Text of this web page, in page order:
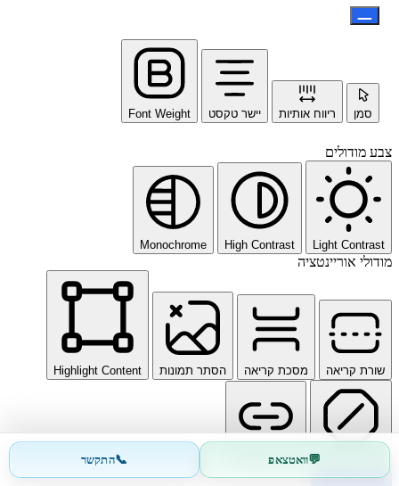
💬וואטצאפ 📞התקשר
סמן ריווח אותיות יישר טקסט Font Weight
צבע מודולים
Light Contrast
High Contrast
Monochrome
מודולי אוריינטציה
שורת קריאה מסכת קריאה הסתר תמונות Highlight Content
עצור אנימציות
הדגש קישורים
איפוס הגדרות